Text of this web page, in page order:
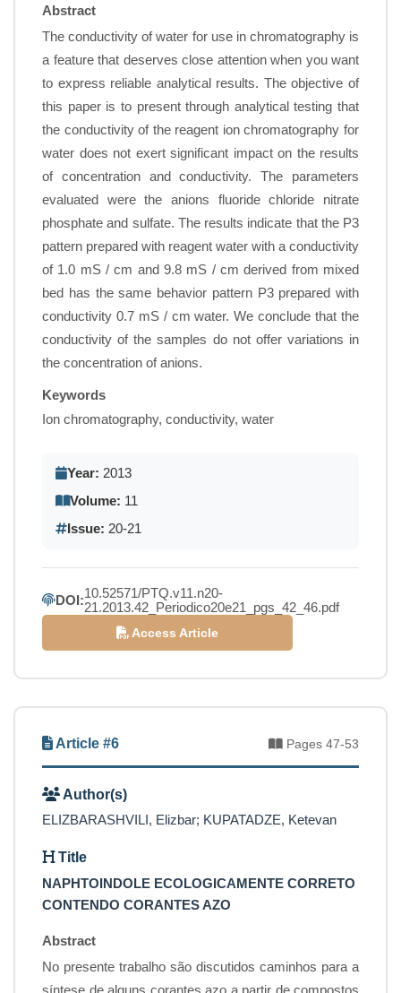
Abstract
The conductivity of water for use in chromatography is
a feature that deserves close attention when you want
to express reliable analytical results. The objective of
this paper is to present through analytical testing that
the conductivity of the reagent ion chromatography for
water does not exert significant impact on the results
of concentration and conductivity. The parameters
evaluated were the anions fluoride chloride nitrate
phosphate and sulfate. The results indicate that the P3
pattern prepared with reagent water with a conductivity
of 1.0 mS / cm and 9.8 mS / cm derived from mixed
bed has the same behavior pattern P3 prepared with
conductivity 0.7 mS / cm water. We conclude that the
conductivity of the samples do not offer variations in
the concentration of anions.
Keywords
Ion chromatography, conductivity, water
Year: 2013
Volume: 11
Issue: 20-21
DOI:10.52571/PTQ.v11.n20-
21.2013.42_Periodico20e21_pgs_42_46.pdf
Access Article
Article #6 Pages 47-53
Author(s)
ELIZBARASHVILI, Elizbar; KUPATADZE, Ketevan
Title
NAPHTOINDOLE ECOLOGICAMENTE CORRETO
CONTENDO CORANTES AZO
Abstract
No presente trabalho são discutidos caminhos para a